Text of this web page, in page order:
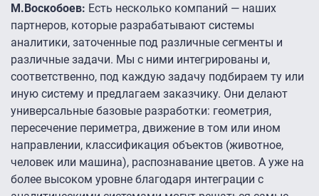
М.Воскобоев: Есть несколько компаний — наших
партнеров, которые разрабатывают системы
аналитики, заточенные под различные сегменты и
различные задачи. Мы с ними интегрированы и,
соответственно, под каждую задачу подбираем ту или
иную систему и предлагаем заказчику. Они делают
универсальные базовые разработки: геометрия,
пересечение периметра, движение в том или ином
направлении, классификация объектов (животное,
человек или машина), распознавание цветов. А уже на
более высоком уровне благодаря интеграции с